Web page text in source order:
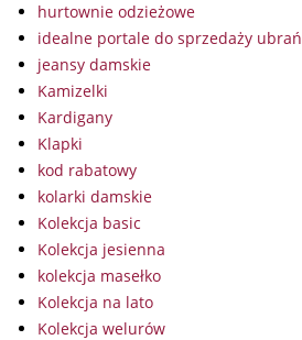
hurtownie odzieżowe
idealne portale do sprzedaży ubrań
jeansy damskie
Kamizelki
Kardigany
Klapki
kod rabatowy
kolarki damskie
Kolekcja basic
Kolekcja jesienna
kolekcja masełko
Kolekcja na lato
Kolekcja welurów